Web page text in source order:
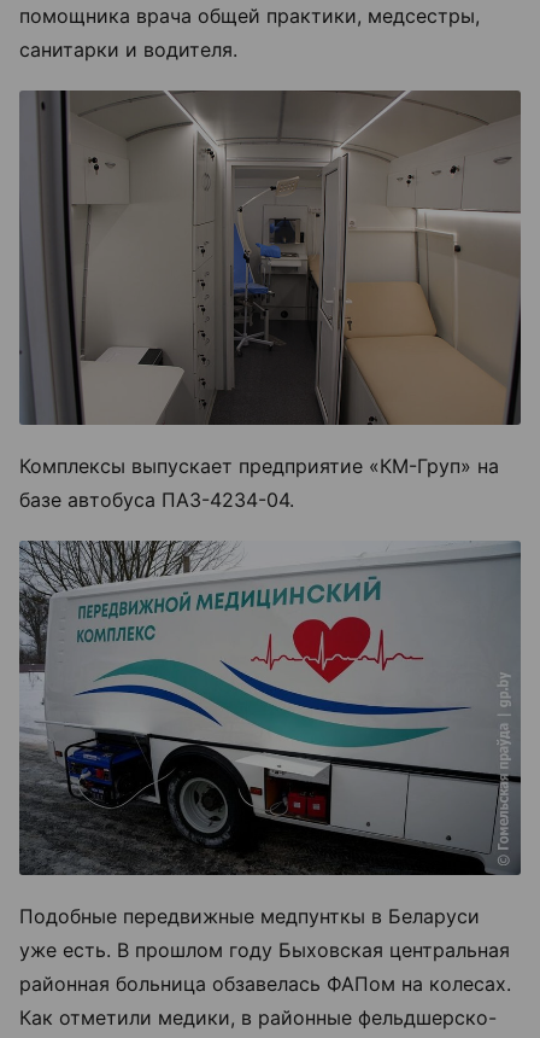
помощника врача общей практики, медсестры,
санитарки и водителя.
Комплексы выпускает предприятие «КМ-Груп» на
базе автобуса ПАЗ-4234-04.
Подобные передвижные медпунткы в Беларуси
уже есть. В прошлом году Быховская центральная
районная больница обзавелась ФАПом на колесах.
Как отметили медики, в районные фельдшерско-